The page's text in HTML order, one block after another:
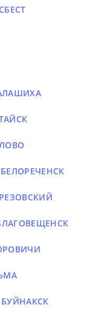
БЕЛОРЕЧЕНСК
БУЙНАКСК